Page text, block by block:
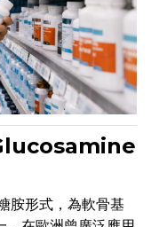
胺形式，為軟骨基